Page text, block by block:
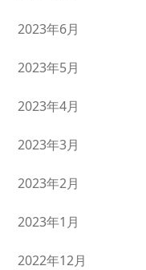
2023年6月
2023年5月
2023年4月
2023年3月
2023年2月
2023年1月
2022年12月